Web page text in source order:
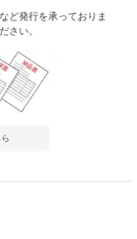
ど発行を承っておりま
さい。